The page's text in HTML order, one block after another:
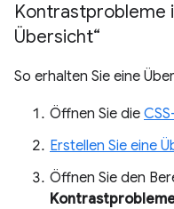
Kontrastprobleme
Übersicht“
So erhalten Sie eine
Öffnen Sie die
Erstellen Sie eine
Öffnen Sie den